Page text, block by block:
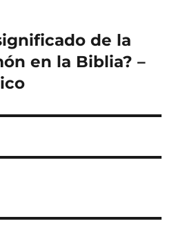
de la
en la Biblia? –